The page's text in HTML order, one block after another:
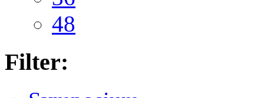
48
Filter: